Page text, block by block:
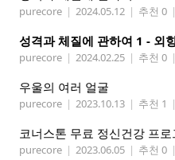
purecore | 2024.05.12 | 추천 0 |
성격과 체질에 관하여 1 - 외
purecore | 2024.02.25 | 추천 0 |
우울의 여러 얼굴
purecore | 2023.10.13 | 추천 1 |
코너스톤 무료 정신건강 프로
purecore | 2023.06.05 | 추천 0 |